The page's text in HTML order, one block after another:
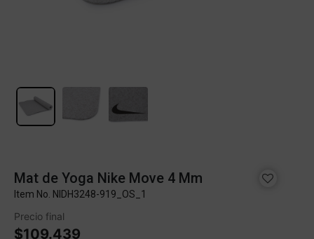
Mat de Yoga Nike Move 4 Mm
Item No. NIDH3248-919_OS_1
Precio final
$109.439